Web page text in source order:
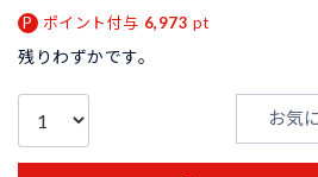
ポイント付与 6,973 pt
残りわずかです。
お気